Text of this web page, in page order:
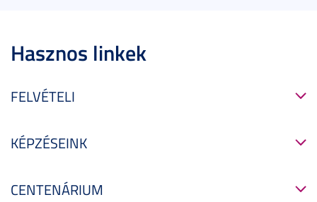
Hasznos linkek
FELVÉTELI
KÉPZÉSEINK
CENTENÁRIUM